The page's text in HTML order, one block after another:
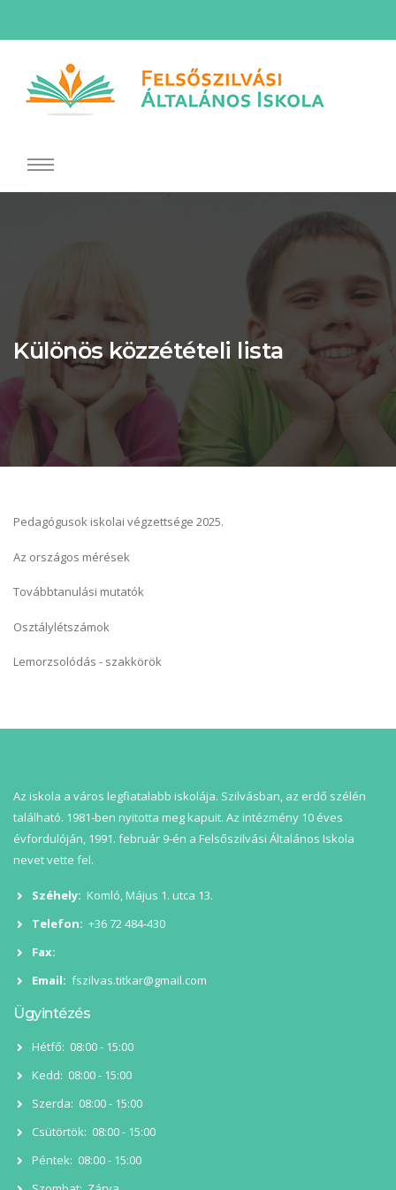
Különös közzétételi lista
Pedagógusok iskolai végzettsége 2025.
Az országos mérések
Továbbtanulási mutatók
Osztálylétszámok
Lemorzsolódás - szakkörök
Az iskola a város legfiatalabb iskolája. Szilvásban, az erdő szélén
található. 1981-ben nyitotta meg kapuit. Az intézmény 10 éves
évfordulóján, 1991. február 9-én a Felsőszilvási Általános Iskola
nevet vette fel.
Széhely: Komló, Május 1. utca 13.
Telefon: +36 72 484-430
Fax:
Email: fszilvas.titkar@gmail.com
Ügyintézés
Hétfő: 08:00 - 15:00
Kedd: 08:00 - 15:00
Szerda: 08:00 - 15:00
Csütörtök: 08:00 - 15:00
Péntek: 08:00 - 15:00